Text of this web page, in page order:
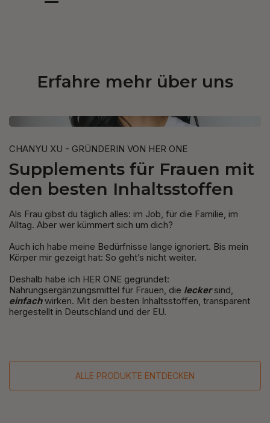
Erfahre mehr über uns
CHANYU XU - GRÜNDERIN VON HER ONE
Supplements für Frauen mit
den besten Inhaltsstoffen
Als Frau gibst du täglich alles: im Job, für die Familie, im
Alltag. Aber wer kümmert sich um dich?
Auch ich habe meine Bedürfnisse lange ignoriert. Bis mein
Körper mir gezeigt hat: So geht’s nicht weiter.
Deshalb habe ich HER ONE gegründet:
Nahrungsergänzungsmittel für Frauen, die leckersind,
einfachwirken. Mit den besten Inhaltsstoffen, transparent
hergestellt in Deutschland und der EU.
ALLE PRODUKTE ENTDECKEN